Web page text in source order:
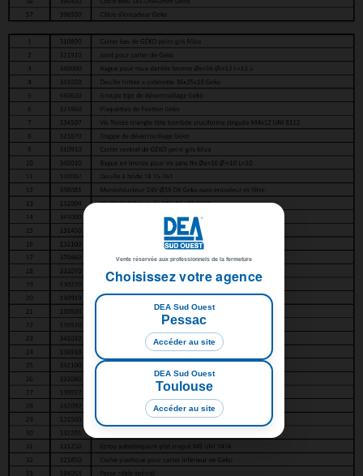
Vente réservée aux professionnels de la fermeture
Choisissez votre agence
DEA Sud Ouest
Pessac
Accéder au site
DEA Sud Ouest
Toulouse
Accéder au site